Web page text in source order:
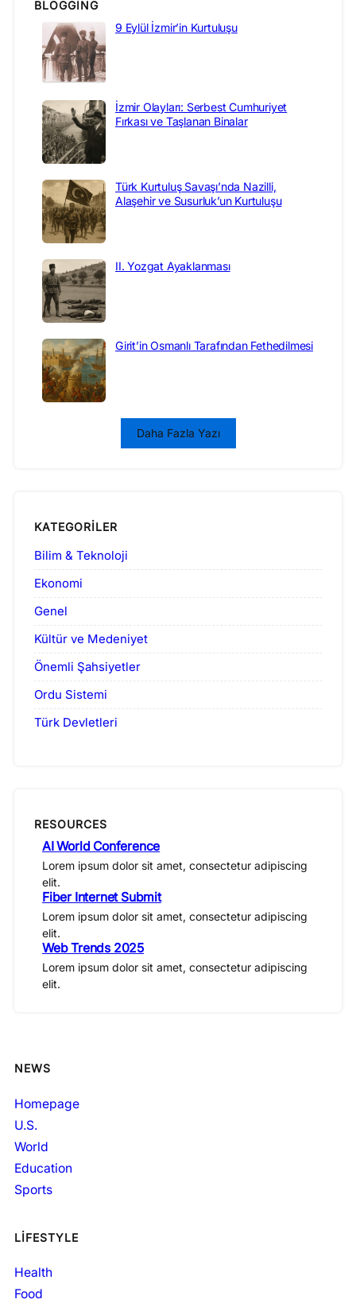
BLOGGING
9 Eylül İzmir’in Kurtuluşu
İzmir Olayları: Serbest Cumhuriyet
Fırkası ve Taşlanan Binalar
Türk Kurtuluş Savaşı’nda Nazilli,
Alaşehir ve Susurluk’un Kurtuluşu
II. Yozgat Ayaklanması
Girit’in Osmanlı Tarafından Fethedilmesi
Daha Fazla Yazı
KATEGORILER
Bilim & Teknoloji
Ekonomi
Genel
Kültür ve Medeniyet
Önemli Şahsiyetler
Ordu Sistemi
Türk Devletleri
RESOURCES
AI World Conference
Lorem ipsum dolor sit amet, consectetur adipiscing
elit.
Fiber Internet Submit
Lorem ipsum dolor sit amet, consectetur adipiscing
elit.
Web Trends 2025
Lorem ipsum dolor sit amet, consectetur adipiscing
elit.
NEWS
Homepage
U.S.
World
Education
Sports
LIFESTYLE
Health
Food